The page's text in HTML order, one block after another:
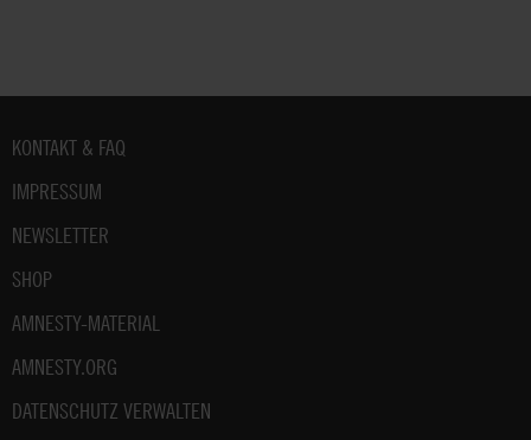
Fußbereich
KONTAKT & FAQ
IMPRESSUM
NEWSLETTER
SHOP
AMNESTY-MATERIAL
AMNESTY.ORG
DATENSCHUTZ VERWALTEN